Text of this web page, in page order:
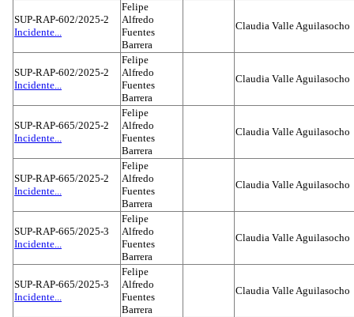
SUP-RAP-602/2025-2
Incidente...
Felipe
Alfredo
Fuentes
Barrera
Claudia Valle Aguilasocho
SUP-RAP-602/2025-2
Incidente...
Felipe
Alfredo
Fuentes
Barrera
Claudia Valle Aguilasocho
SUP-RAP-665/2025-2
Incidente...
Felipe
Alfredo
Fuentes
Barrera
Claudia Valle Aguilasocho
SUP-RAP-665/2025-2
Incidente...
Felipe
Alfredo
Fuentes
Barrera
Claudia Valle Aguilasocho
SUP-RAP-665/2025-3
Incidente...
Felipe
Alfredo
Fuentes
Barrera
Claudia Valle Aguilasocho
SUP-RAP-665/2025-3
Incidente...
Felipe
Alfredo
Fuentes
Barrera
Claudia Valle Aguilasocho